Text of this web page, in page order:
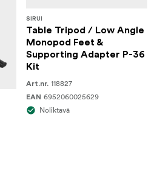
SIRUI
Table Tripod / Low Angle
Monopod Feet &
Supporting Adapter P-36
Kit
Art.nr. 118827
EAN 6952060025629
Noliktavā